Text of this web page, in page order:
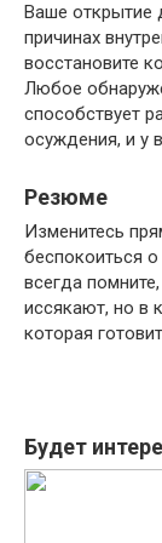
Ваше открытие
причинах
восстановите
Любое
способствует
осуждения, и у
Резюме
Изменитесь
беспокоиться
всегда
иссякают, но в
которая
Будет